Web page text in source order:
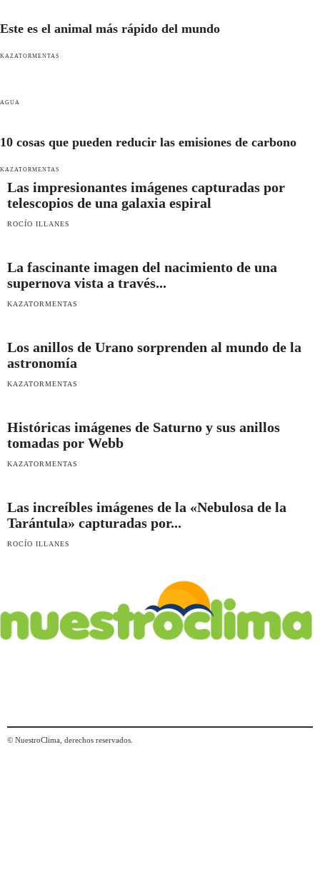
Este es el animal más rápido del mundo
KAZATORMENTAS
AGUA
10 cosas que pueden reducir las emisiones de carbono
KAZATORMENTAS
Las impresionantes imágenes capturadas por
telescopios de una galaxia espiral
ROCÍO ILLANES
La fascinante imagen del nacimiento de una
supernova vista a través...
KAZATORMENTAS
Los anillos de Urano sorprenden al mundo de la
astronomía
KAZATORMENTAS
Históricas imágenes de Saturno y sus anillos
tomadas por Webb
KAZATORMENTAS
Las increíbles imágenes de la «Nebulosa de la
Tarántula» capturadas por...
ROCÍO ILLANES
© NuestroClima, derechos reservados.